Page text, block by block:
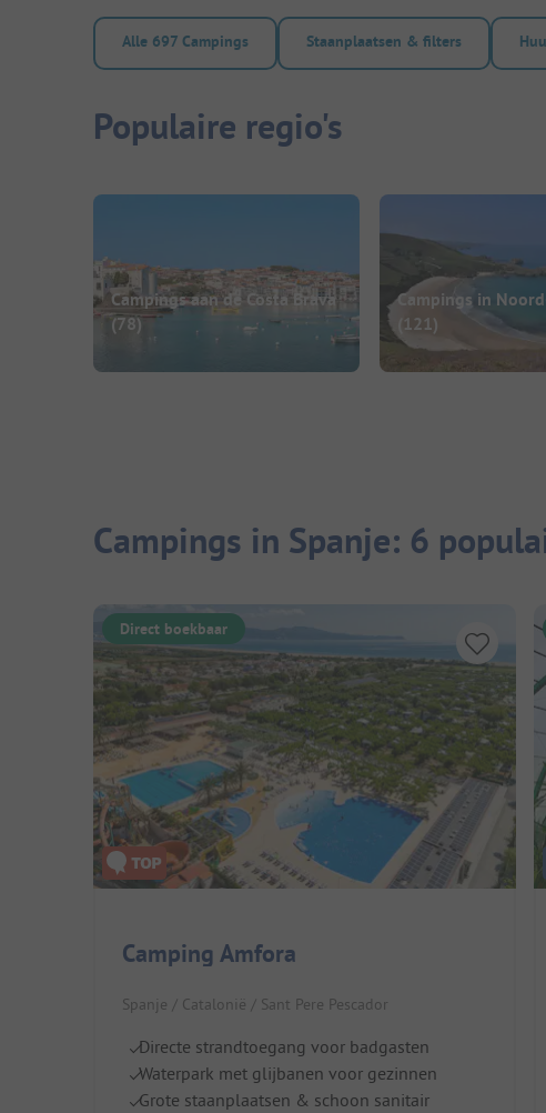
Alle 697 Campings Staanplaatsen & filters
Populaire regio's
Campings aan de Costa Brava
(78)
Campings in
(121)
Campings in Spanje: 6
Direct boekbaar
Camping Amfora
Spanje / Catalonië / Sant Pere Pescador
Directe strandtoegang voor badgasten
Waterpark met glijbanen voor gezinnen
Grote staanplaatsen & schoon sanitair